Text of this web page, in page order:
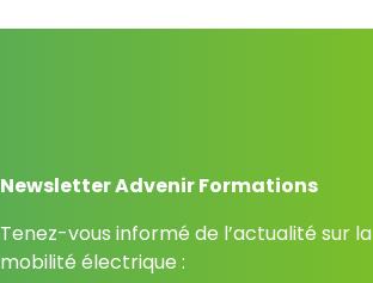
Newsletter Advenir Formations
Tenez-vous informé de l’actualité sur la
mobilité électrique :